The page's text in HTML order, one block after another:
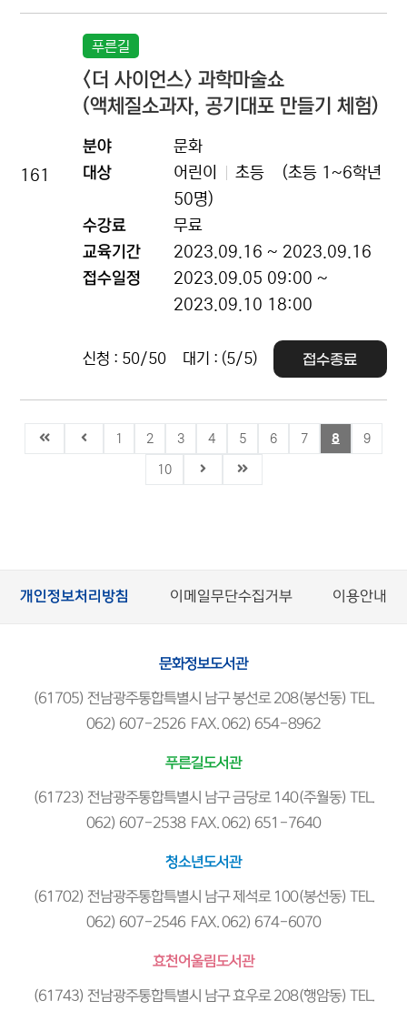
161
푸른길
<더 사이언스> 과학마술쇼
(액체질소과자, 공기대포 만들기 체험)
분야
문화
대상
어린이 초등
(초등 1~6학년
50명)
수강료
무료
교육기간
2023.09.16 ~ 2023.09.16
접수일정
2023.09.05 09:00 ~
2023.09.10 18:00
신청 : 50/50 대기 : (5/5) 접수종료
1 2 3 4 5 6 7 8 9
10
개인정보처리방침 이메일무단수집거부 이용안내
문화정보도서관
(61705) 전남광주통합특별시 남구 봉선로 208(봉선동) TEL.
062) 607-2526 FAX. 062) 654-8962
푸른길도서관
(61723) 전남광주통합특별시 남구 금당로 140(주월동) TEL.
062) 607-2538 FAX. 062) 651-7640
청소년도서관
(61702) 전남광주통합특별시 남구 제석로 100(봉선동) TEL.
062) 607-2546 FAX. 062) 674-6070
효천어울림도서관
(61743) 전남광주통합특별시 남구 효우로 208(행암동) TEL.